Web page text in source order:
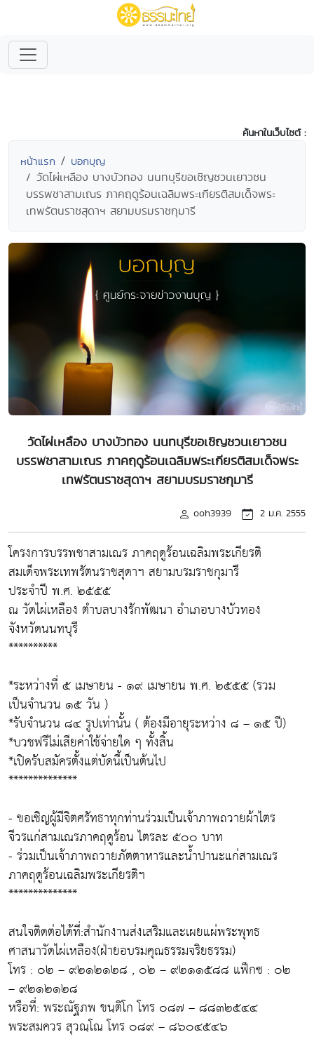
ค้นหาในเว็บไซต์ :
หน้าแรก บอกบุญ
วัดไผ่เหลือง บางบัวทอง นนทบุรีขอเชิญชวนเยาวชน
บรรพชาสามเณร ภาคฤดูร้อนเฉลิมพระเกียรติสมเด็จพระ
เทพรัตนราชสุดาฯ สยามบรมราชกุมารี
วัดไผ่เหลือง บางบัวทอง นนทบุรีขอเชิญชวนเยาวชน
บรรพชาสามเณร ภาคฤดูร้อนเฉลิมพระเกียรติสมเด็จพระ
เทพรัตนราชสุดาฯ สยามบรมราชกุมารี
ooh3939 2 ม.ค. 2555
โครงการบรรพชาสามเณร ภาคฤดูร้อนเฉลิมพระเกียรติ
สมเด็จพระเทพรัตนราชสุดาฯ สยามบรมราชกุมารี
ประจำปี พ.ศ. ๒๕๕๕
ณ วัดไผ่เหลือง ตำบลบางรักพัฒนา อำเภอบางบัวทอง
จังหวัดนนทบุรี
**********
*ระหว่างที่ ๕ เมษายน - ๑๙ เมษายน พ.ศ. ๒๕๕๕ (รวม
เป็นจำนวน ๑๕ วัน )
*รับจำนวน ๘๔ รูปเท่านั้น ( ต้องมีอายุระหว่าง ๘ – ๑๕ ปี)
*บวชฟรีไม่เสียค่าใช้จ่ายใด ๆ ทั้งสิ้น
*เปิดรับสมัครตั้งแต่บัดนี้เป็นต้นไป
**************
- ขอเชิญผู้มีจิตศรัทธาทุกท่านร่วมเป็นเจ้าภาพถวายผ้าไตร
จีวรแก่สามเณรภาคฤดูร้อน ไตรละ ๕๐๐ บาท
- ร่วมเป็นเจ้าภาพถวายภัตตาหารและน้ำปานะแก่สามเณร
ภาคฤดูร้อนเฉลิมพระเกียรติฯ
**************
สนใจติดต่อได้ที่:สำนักงานส่งเสริมและเผยแผ่พระพุทธ
ศาสนาวัดไผ่เหลือง(ฝ่ายอบรมคุณธรรมจริยธรรม)
โทร : ๐๒ – ๙๒๑๒๑๒๘ , ๐๒ – ๙๒๑๑๕๘๘ แฟ็กซ : ๐๒
– ๙๒๑๒๑๒๘
หรือที่: พระณัฐภพ ขนฺติโก โทร ๐๘๗ – ๘๘๓๒๕๔๔
พระสมควร สุวณฺโณ โทร ๐๘๙ – ๘๖๐๔๕๔๖